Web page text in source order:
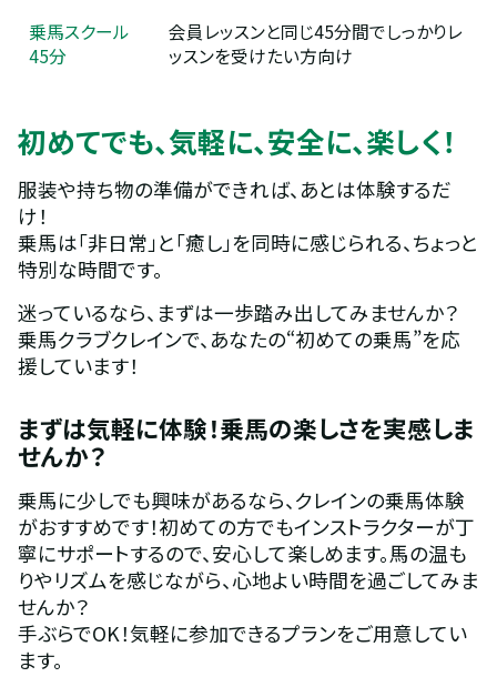
乗馬スクール
45分
会員レッスンと同じ45分間でしっかりレ
ッスンを受けたい方向け
‍初めてでも、気軽に、安全に、楽しく！
服装や持ち物の準備ができれば、あとは体験するだ
け！
乗馬は「非日常」と「癒し」を同時に感じられる、ちょっと
特別な時間です。
迷っているなら、まずは一歩踏み出してみませんか？
乗馬クラブクレインで、あなたの“初めての乗馬”を応
援しています！
まずは気軽に体験！乗馬の楽しさを実感しま
せんか？
乗馬に少しでも興味があるなら、クレインの乗馬体験
がおすすめです！初めての方でもインストラクターが丁
寧にサポートするので、安心して楽しめます。馬の温も
りやリズムを感じながら、心地よい時間を過ごしてみま
せんか？
手ぶらでOK！気軽に参加できるプランをご用意してい
ます。